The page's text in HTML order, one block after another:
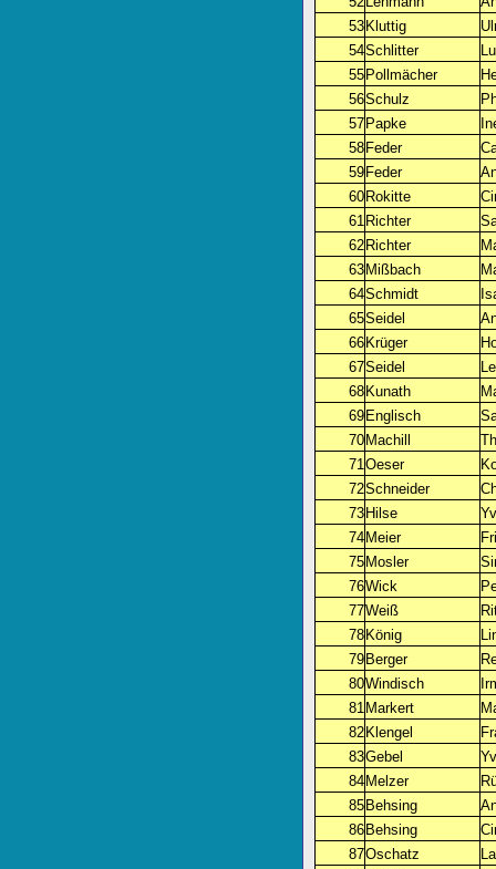
53 Kluttig
54Schlitter
55 Pollmächer
56Schulz
57 Papke
58 Feder
59 Feder
60 Rokitte
61 Richter
62 Richter
63 Mißbach
64Schmidt
65Seidel
66 Krüger
67Seidel
68 Kunath
69 Englisch
70 Machill
71Oeser
72Schneider
73 Hilse
74 Meier
75 Mosler
76Wick
77Weiß
78 König
79 Berger
80Windisch
81 Markert
82 Klengel
83Gebel
84 Melzer
85 Behsing
86 Behsing
87Oschatz